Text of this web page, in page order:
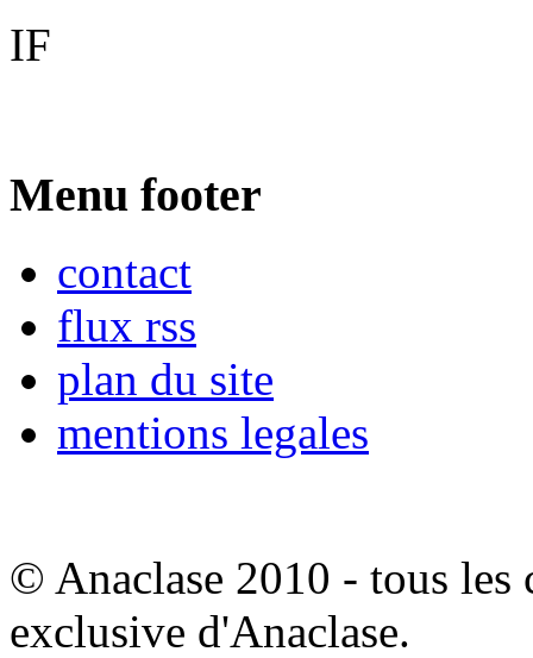
IF
Menu footer
contact
flux rss
plan du site
mentions legales
© Anaclase 2010 - tous les
exclusive d'Anaclase.